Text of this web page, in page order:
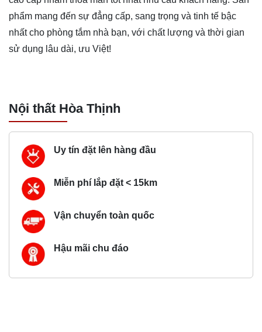
phẩm mang đến sự đẳng cấp, sang trọng và tinh tế bậc
nhất cho phòng tắm nhà bạn, với chất lượng và thời gian
sử dụng lâu dài, ưu Việt!
Nội thất Hòa Thịnh
Uy tín đặt lên hàng đầu
Miễn phí lắp đặt < 15km
Vận chuyển toàn quốc
Hậu mãi chu đáo